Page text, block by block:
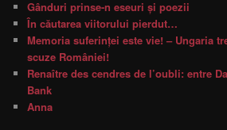
Gânduri prinse-n eseuri şi poezii
În căutarea viitorului pierdut…
Memoria suferinţei este vie! – Ungaria
scuze României!
Renaître des cendres de l’oubli: entre
Bank
Anna